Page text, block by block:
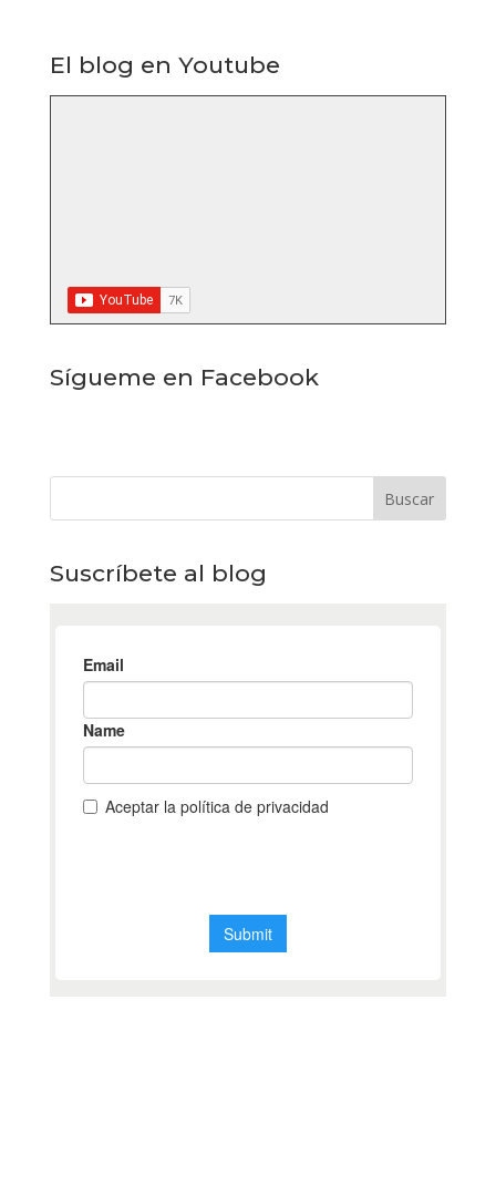
El blog en Youtube
Sígueme en Facebook
Suscríbete al blog